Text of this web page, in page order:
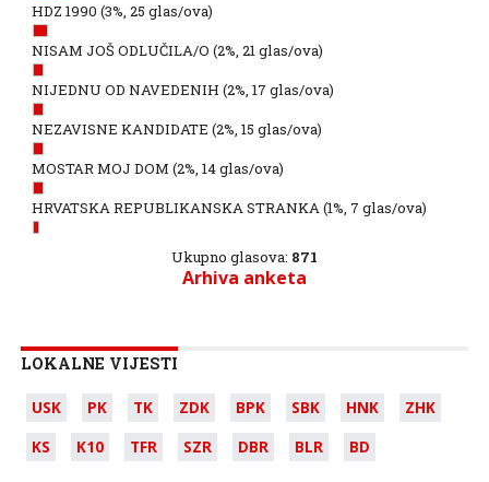
HDZ 1990 (3%, 25 glas/ova)
NISAM JOŠ ODLUČILA/O (2%, 21 glas/ova)
NIJEDNU OD NAVEDENIH (2%, 17 glas/ova)
NEZAVISNE KANDIDATE (2%, 15 glas/ova)
MOSTAR MOJ DOM (2%, 14 glas/ova)
HRVATSKA REPUBLIKANSKA STRANKA(1%, 7 glas/ova)
Ukupno glasova: 871
Arhiva anketa
LOKALNE VIJESTI
USK PK TK ZDK BPK SBK HNK
ZHK
KS
K10 TFR SZR DBR BLR BD